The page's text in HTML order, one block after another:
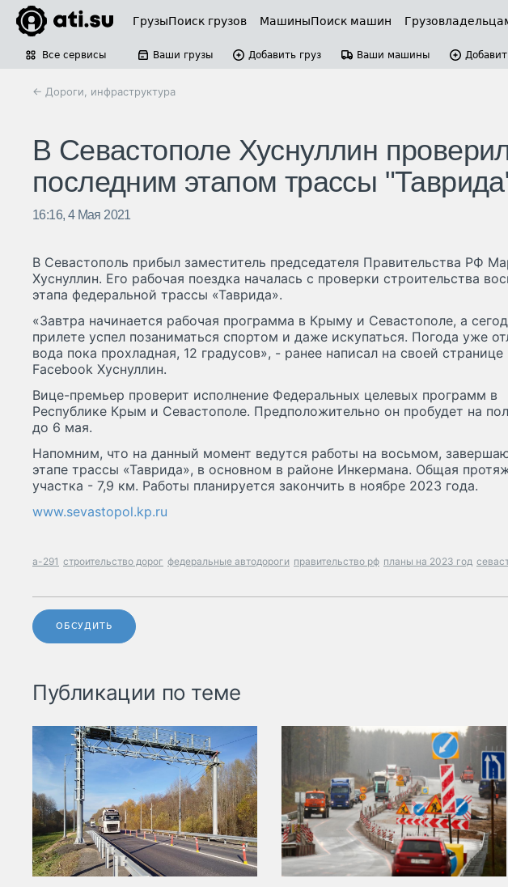
ГрузыПоиск грузов МашиныПоиск машин
Все сервисы Ваши грузы Добавить груз Ваши машины
← Дороги, инфраструктура
В Севастополе Хуснуллин
последним этапом трассы
16:16, 4 Мая 2021
В Севастополь прибыл заместитель председателя Правительства РФ
Хуснуллин. Его рабочая поездка началась с проверки строительства
этапа федеральной трассы «Таврида».
«Завтра начинается рабочая программа в Крыму и Севастополе, а
прилете успел позаниматься спортом и даже искупаться. Погода уже
вода пока прохладная, 12 градусов», - ранее написал на своей странице
Facebook Хуснуллин.
Вице-премьер проверит исполнение Федеральных целевых программ в
Республике Крым и Севастополе. Предположительно он пробудет на
до 6 мая.
Напомним, что на данный момент ведутся работы на восьмом,
этапе трассы «Таврида», в основном в районе Инкермана. Общая
участка - 7,9 км. Работы планируется закончить в ноябре 2023 года.
www.sevastopol.kp.ru
а-291 строительство дорог федеральные автодороги правительство рф планы на 2023 год
ОБСУДИТЬ
Публикации по теме